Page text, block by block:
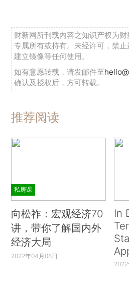
财新网所刊载内容之知识产权为
专属所有或持有。未经许可，禁
建立镜像等任何使用。
如有意愿转载，请发邮件至
确认及授权后，方可转载。
推荐阅读
私房课
向松祚：宏观经济70
讲，带你了解国内外
经济大局
2022年04月06日
In
2022